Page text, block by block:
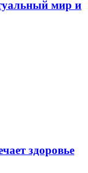
мир и
здоровье